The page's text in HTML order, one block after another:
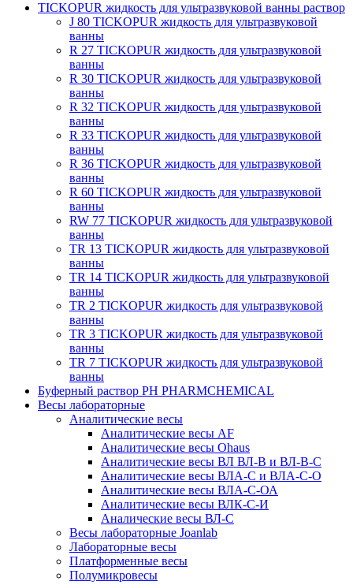
TICKOPUR жидкость для ультразвуковой ванны раствор
J 80 TICKOPUR жидкость для ультразвуковой
ванны
R 27 TICKOPUR жидкость для ультразвуковой
ванны
R 30 TICKOPUR жидкость для ультразвуковой
ванны
R 32 TICKOPUR жидкость для ультразвуковой
ванны
R 33 TICKOPUR жидкость для ультразвуковой
ванны
R 36 TICKOPUR жидкость для ультразвуковой
ванны
R 60 TICKOPUR жидкость для ультразвуковой
ванны
RW 77 TICKOPUR жидкость для ультразвуковой
ванны
TR 13 TICKOPUR жидкость для ультразвуковой
ванны
TR 14 TICKOPUR жидкость для ультразвуковой
ванны
TR 2 TICKOPUR жидкость для ультразвуковой
ванны
TR 3 TICKOPUR жидкость для ультразвуковой
ванны
TR 7 TICKOPUR жидкость для ультразвуковой
ванны
Буферный раствор PH PHARMCHEMICAL
Весы лабораторные
Аналитические весы
Аналитические весы AF
Аналитические весы Ohaus
Аналитические весы ВЛ ВЛ-В и ВЛ-В-С
Аналитические весы ВЛА-С и ВЛА-С-О
Аналитические весы ВЛА-С-ОА
Аналитические весы ВЛК-С-И
Аналические весы ВЛ-С
Весы лабораторные Joanlab
Лабораторные весы
Платформенные весы
Полумикровесы